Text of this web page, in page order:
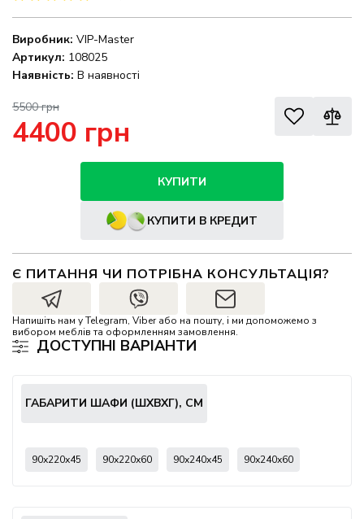
Виробник: VIP-Master
Артикул: 108025
Наявність: В наявності
5500 грн
4400 грн
КУПИТИ
КУПИТИ В КРЕДИТ
Є ПИТАННЯ ЧИ ПОТРІБНА КОНСУЛЬТАЦІЯ?
Напишіть нам у Telegram, Viber або на пошту, і ми допоможемо з
вибором меблів та оформленням замовлення.
ДОСТУПНІ ВАРІАНТИ
ГАБАРИТИ ШАФИ (ШХВХГ), СМ
90х220х45 90х220х60 90х240х45 90х240х60